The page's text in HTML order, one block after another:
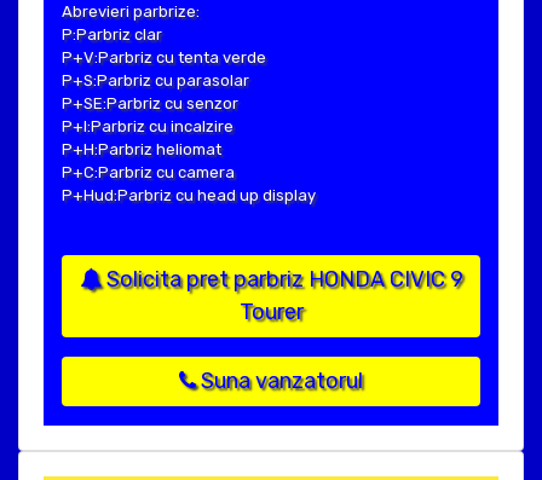
Abrevieri parbrize:
P:Parbriz clar
P+V:Parbriz cu tenta verde
P+S:Parbriz cu parasolar
P+SE:Parbriz cu senzor
P+I:Parbriz cu incalzire
P+H:Parbriz heliomat
P+C:Parbriz cu camera
P+Hud:Parbriz cu head up display
Solicita pret parbriz HONDA CIVIC 9
Tourer
Suna vanzatorul